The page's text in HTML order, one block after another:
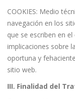
COOKIES: Medio
navegación en los
que se escriben en
implicaciones sobre
oportuna y
sitio web.
III. Finalidad del